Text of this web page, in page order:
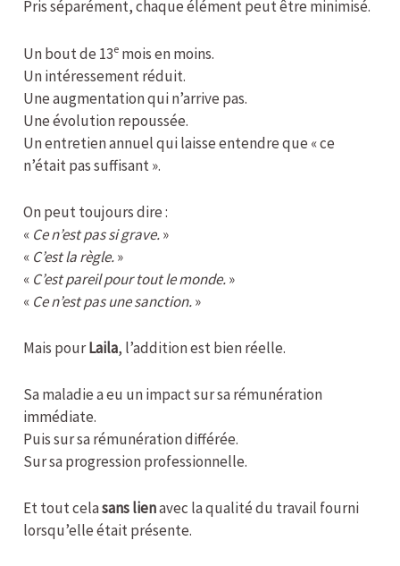
Pris séparément, chaque élément peut être minimisé.
Un bout de 13e mois en moins.
Un intéressement réduit.
Une augmentation qui n’arrive pas.
Une évolution repoussée.
Un entretien annuel qui laisse entendre que « ce
n’était pas suffisant ».
On peut toujours dire :
« Ce n’est pas si grave.»
« C’est la règle.»
« C’est pareil pour tout le monde.»
« Ce n’est pas une sanction.»
Mais pourLaila, l’addition est bien réelle.
Sa maladie a eu un impact sur sa rémunération
immédiate.
Puis sur sa rémunération différée.
Sur sa progression professionnelle.
Et tout celasans lienavec la qualité du travail fourni
lorsqu’elle était présente.